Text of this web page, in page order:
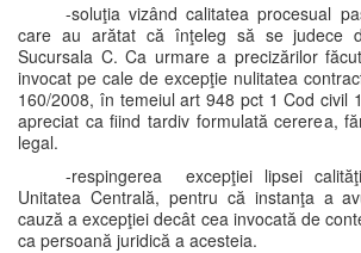
-soluţia vizând calitatea procesual
care au arătat că înţeleg să se judece
Sucursala C. Ca urmare a precizărilor
invocat pe cale de excepţie nulitatea
160/2008, în temeiul art 948 pct 1 Cod civil
apreciat ca fiind tardiv formulată cererea,
legal.
-respingerea excepţiei lipsei
Unitatea Centrală, pentru că instanţa a
cauză a excepţiei decât cea invocată de
ca persoană juridică a acesteia.